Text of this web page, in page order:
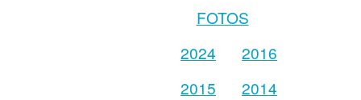
FOTOS
2024
2016
2015
2014